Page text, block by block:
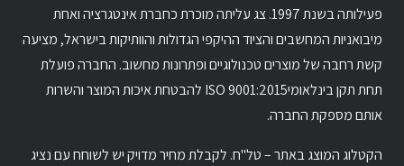
פעילותה בשנת 1997. צג עליתה מוכרת כחברת אינטגרציה ואחת
מיבואניות המחשבים והציוד ההיקפי הגדולות והוותיקות בישראל, מציעה
קשת רחבה של מוצרים טכנולוגיים ופתרונות מחשוב. החברה פועלת
תחת תקן בינלאומיISO 9001:2015 להבטחת איכות המוצר והשרות
אותם מספקת החברה.
הקטלוג המוצג באתר – טל"ח. לקבלת מחיר מדויק יש לשוחח עם נציג